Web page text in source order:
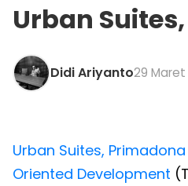
Urban
Didi Ariyanto29 Maret
Urban Suites,
Oriented Development